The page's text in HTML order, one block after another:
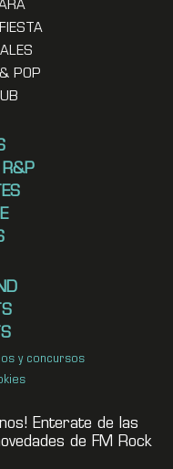
POP
R&P
y concursos
Enterate de las
de FM Rock